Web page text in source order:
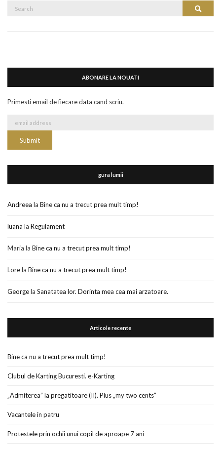
Search
ABONARE LA NOUATI
Primesti email de fiecare data cand scriu.
gura lumii
Andreea la Bine ca nu a trecut prea mult timp!
luana la Regulament
Maria la Bine ca nu a trecut prea mult timp!
Lorela Bine ca nu a trecut prea mult timp!
Georgela Sanatatea lor. Dorinta mea cea mai arzatoare.
Articole recente
Bine ca nu a trecut prea mult timp!
Clubul de Karting Bucuresti. e-Karting
„Admiterea” la pregatitoare (II). Plus „my two cents”
Vacantele in patru
Protestele prin ochii unui copil de aproape 7 ani